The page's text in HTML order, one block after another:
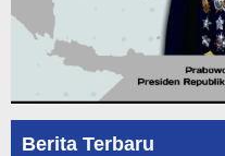
Berita Terbaru